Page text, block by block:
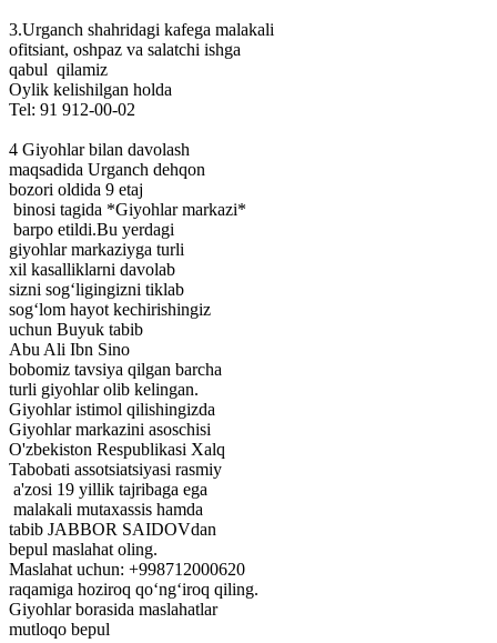
3.Urganch shahridagi kafega malakali
ofitsiant, oshpaz va salatchi ishga
qabul qilamiz
Oylik kelishilgan holda
Tel: 91 912-00-02
4 Giyohlar bilan davolash
maqsadida Urganch dehqon
bozori oldida 9 etaj
binosi tagida *Giyohlar markazi*
barpo etildi.Bu yerdagi
giyohlar markaziyga turli
xil kasalliklarni davolab
sizni sog‘ligingizni tiklab
sog‘lom hayot kechirishingiz
uchun Buyuk tabib
Abu Ali Ibn Sino
bobomiz tavsiya qilgan barcha
turli giyohlar olib kelingan.
Giyohlar istimol qilishingizda
Giyohlar markazini asoschisi
O'zbekiston Respublikasi Xalq
Tabobati assotsiatsiyasi rasmiy
a'zosi 19 yillik tajribaga ega
malakali mutaxassis hamda
tabib JABBOR SAIDOVdan
bepul maslahat oling.
Maslahat uchun: +998712000620
raqamiga hoziroq qo‘ng‘iroq qiling.
Giyohlar borasida maslahatlar
mutloqo bepul